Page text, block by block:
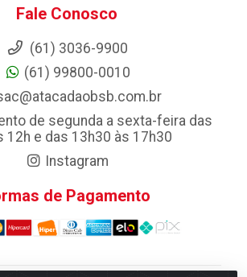
Fale Conosco
(61) 3036-9900
(61) 99800-0010
de segunda a sexta-feira das
12h e das 13h30 às 17h30
Instagram
de Pagamento